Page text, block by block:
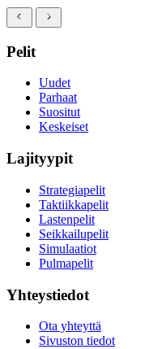
Pelit
Uudet
Parhaat
Suositut
Keskeiset
Lajityypit
Strategiapelit
Taktiikkapelit
Lastenpelit
Seikkailupelit
Simulaatiot
Pulmapelit
Yhteystiedot
Ota yhteyttä
Sivuston tiedot